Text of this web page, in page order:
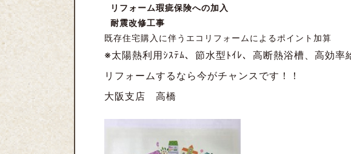
リフォーム瑕疵保険への加入
耐震改修工事
既存住宅購入に伴うエコリフォームによるポイント加算
※太陽熱利用ｼｽﾃﾑ、節水型ﾄｲﾚ、高断熱浴槽、高効率
リフォームするなら今がチャンスです！！
大阪支店 高橋